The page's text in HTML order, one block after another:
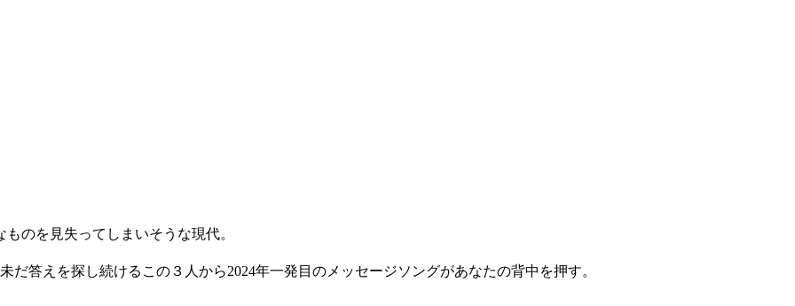
のを見失ってしまいそうな現代。
だ答えを探し続けるこの３人から2024年一発目のメッセージソングがあなたの背中を押す。